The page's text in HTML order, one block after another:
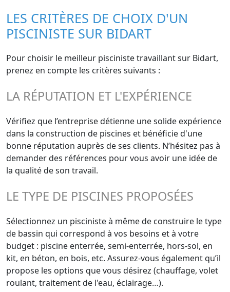
LES CRITÈRES DE CHOIX D'UN
PISCINISTE SUR BIDART
Pour choisir le meilleur pisciniste travaillant sur Bidart,
prenez en compte les critères suivants :
LA RÉPUTATION ET L'EXPÉRIENCE
Vérifiez que l’entreprise détienne une solide expérience
dans la construction de piscines et bénéficie d'une
bonne réputation auprès de ses clients. N’hésitez pas à
demander des références pour vous avoir une idée de
la qualité de son travail.
LE TYPE DE PISCINES PROPOSÉES
Sélectionnez un pisciniste à même de construire le type
de bassin qui correspond à vos besoins et à votre
budget : piscine enterrée, semi-enterrée, hors-sol, en
kit, en béton, en bois, etc. Assurez-vous également qu’il
propose les options que vous désirez (chauffage, volet
roulant, traitement de l'eau, éclairage…).